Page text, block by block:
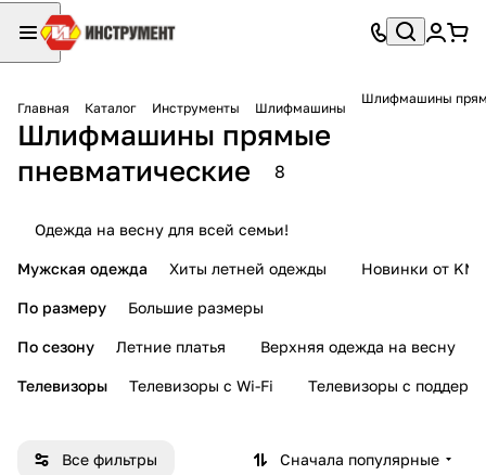
Главная Каталог Инструменты Шлифмашины
Шлифмашины
Шлифмашины прямые
пневматические
8
Одежда на весну для всей семьи!
Мужская одежда Хиты летней одежды Новинки от KMI
По размеру Большие размеры
По сезону Летние платья Верхняя одежда на весну
Телевизоры Телевизоры с Wi-Fi Телевизоры с
Все фильтры Сначала популярные